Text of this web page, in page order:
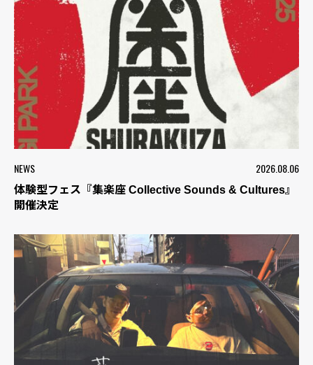
NEWS 2026.08.06
体験型フェス『集楽座 Collective Sounds & Cultures』
開催決定